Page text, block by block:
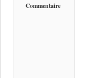
Commentaire